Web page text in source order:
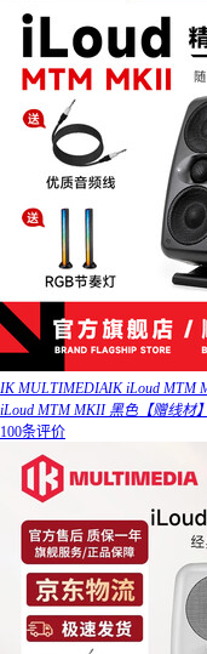
IK MULTIMEDIAIK iLoud MTM
iLoud MTM MKII 黑色【赠线材】
100条评价